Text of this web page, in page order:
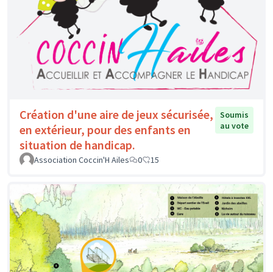
Création d'une aire de jeux sécurisée,
en extérieur, pour des enfants en
situation de handicap.
Soumis
au vote
Association Coccin'H Ailes 0 15